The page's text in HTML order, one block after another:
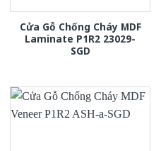
Cửa Gỗ Chống Cháy MDF
Laminate P1R2 23029-
SGD